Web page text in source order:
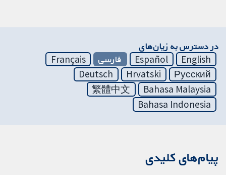
در دسترس به زیان‌های
English
Español فارسی
Français
Русский
Hrvatski
Deutsch
Bahasa Malaysia
繁體中文
Bahasa Indonesia
پیام‌های کلیدی